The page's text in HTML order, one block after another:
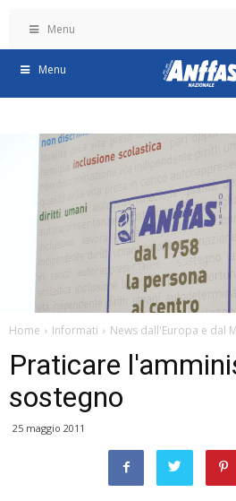
Menu
Menu
Home Informati News dall'Europa e dal
Praticare
sostegno
25 maggio 2011